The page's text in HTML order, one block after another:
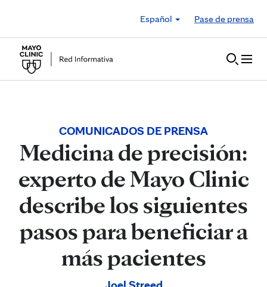
Español
Pase de prensa
COMUNICADOS DE PRENSA
Medicina de precisión:
experto de Mayo Clinic
describe los siguientes
pasos para beneficiar a
más pacientes